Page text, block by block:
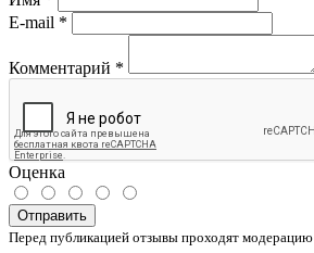
E-mail *
Комментарий *
Оценка
Отправить
Перед публикацией отзывы проходят модерацию